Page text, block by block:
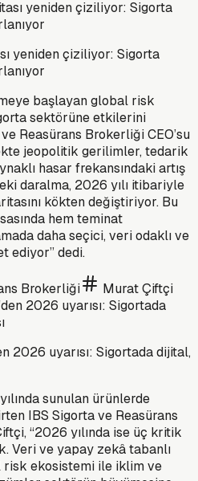
yeniden çiziliyor: Sigorta
başlayan global risk
sektörüne etkilerini
Reasürans Brokerliği CEO’su
jeopolitik gerilimler, tedarik
hasar frekansındaki artış
daralma, 2026 yılı itibariyle
kökten değiştiriyor. Bu
hem teminat
daha seçici, veri odaklı ve
ediyor” dedi.
Brokerliği Murat Çiftçi
2026 uyarısı: Sigortada dijital,
sunulan ürünlerde
IBS Sigorta ve Reasürans
“2026 yılında ise üç kritik
Veri ve yapay zekâ tabanlı
risk ekosistemi ile iklim ve